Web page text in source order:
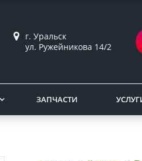
г. Уральск
ул. Ружейникова 14/2
ЗАПЧАСТИ